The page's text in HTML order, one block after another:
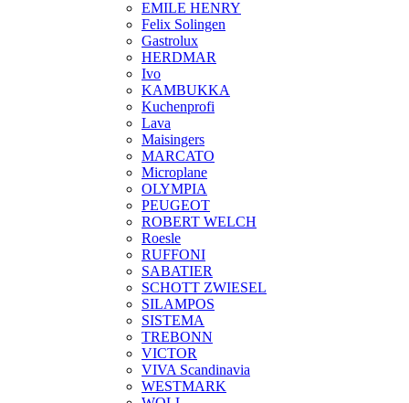
EMILE HENRY
Felix Solingen
Gastrolux
HERDMAR
Ivo
KAMBUKKA
Kuchenprofi
Lava
Maisingers
MARCATO
Microplane
OLYMPIA
PEUGEOT
ROBERT WELCH
Roesle
RUFFONI
SABATIER
SCHOTT ZWIESEL
SILAMPOS
SISTEMA
TREBONN
VICTOR
VIVA Scandinavia
WESTMARK